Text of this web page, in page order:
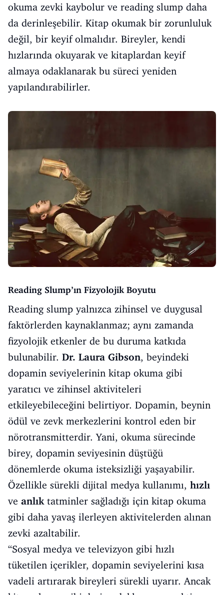
okuma zevki kaybolur ve reading slump daha
da derinleşebilir. Kitap okumak bir zorunluluk
değil, bir keyif olmalıdır. Bireyler, kendi
hızlarında okuyarak ve kitaplardan keyif
almaya odaklanarak bu süreci yeniden
yapılandırabilirler.
Reading Slump’ın Fizyolojik Boyutu
Reading slump yalnızca zihinsel ve duygusal
faktörlerden kaynaklanmaz; aynı zamanda
fizyolojik etkenler de bu duruma katkıda
bulunabilir. Dr. Laura Gibson, beyindeki
dopamin seviyelerinin kitap okuma gibi
yaratıcı ve zihinsel aktiviteleri
etkileyebileceğini belirtiyor. Dopamin, beynin
ödül ve zevk merkezlerini kontrol eden bir
nörotransmitterdir. Yani, okuma sürecinde
birey, dopamin seviyesinin düştüğü
dönemlerde okuma isteksizliği yaşayabilir.
Özellikle sürekli dijital medya kullanımı, hızlı
ve anlıktatminler sağladığı için kitap okuma
gibi daha yavaş ilerleyen aktivitelerden alınan
zevki azaltabilir.
“Sosyal medya ve televizyon gibi hızlı
tüketilen içerikler, dopamin seviyelerini kısa
vadeli artırarak bireyleri sürekli uyarır. Ancak